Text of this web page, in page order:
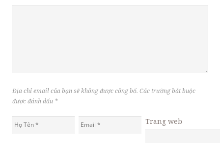
Địa chỉ email của bạn sẽ không được công bố. Các trường bắt buộc
được đánh dấu *
Trang web